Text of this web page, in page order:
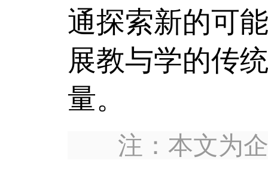
通探索新的可
展教与学的传
量。
注：本文为